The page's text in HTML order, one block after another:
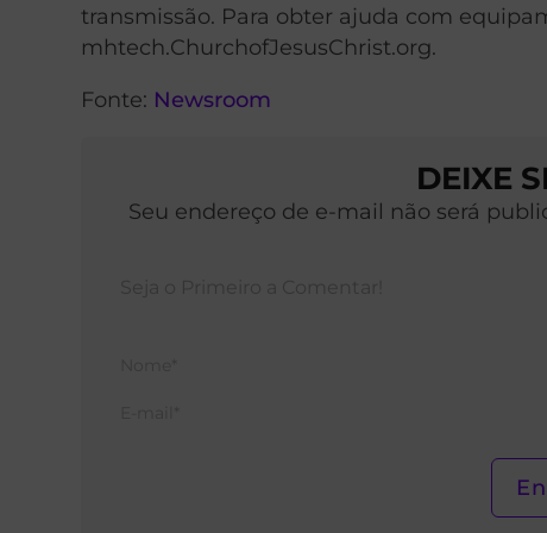
transmissão. Para obter ajuda com
mhtech.ChurchofJesusChrist.org.
Fonte: Newsroom
DEIXE
Seu endereço de e-mail não será